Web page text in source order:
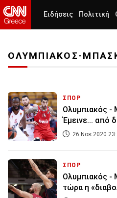
Ειδήσεις Πολιτική
ΟΛΥΜΠΙΑΚΟΣ-
ΣΠΟΡ
Ολυμπιακός -
Έμεινε... από
26 Νοε 2020
ΣΠΟΡ
Ολυμπιακός -
τώρα η